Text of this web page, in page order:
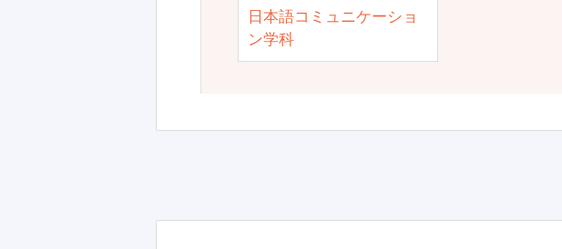
日本語コミュニケーショ
ン学科